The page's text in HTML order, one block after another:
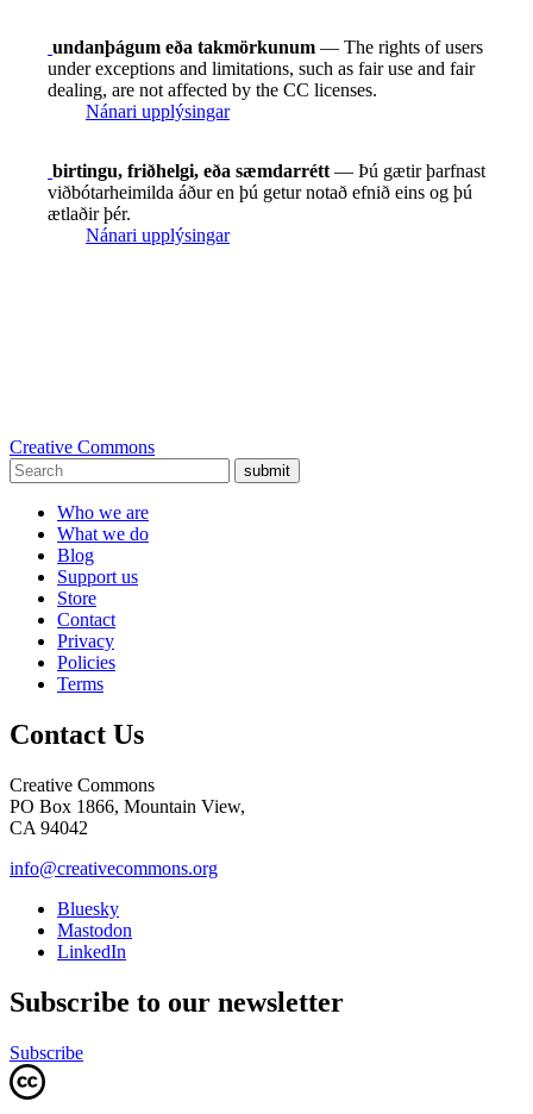
undanþágum eða takmörkunum — The rights of users
under exceptions and limitations, such as fair use and fair
dealing, are not affected by the CC licenses.
Nánari upplýsingar
birtingu, friðhelgi, eða sæmdarrétt — Þú gætir þarfnast
viðbótarheimilda áður en þú getur notað efnið eins og þú
ætlaðir þér.
Nánari upplýsingar
Creative Commons
submit
Who we are
What we do
Blog
Support us
Store
Contact
Privacy
Policies
Terms
Contact Us
Creative Commons
PO Box 1866, Mountain View,
CA 94042
info@creativecommons.org
Bluesky
Mastodon
LinkedIn
Subscribe to our newsletter
Subscribe